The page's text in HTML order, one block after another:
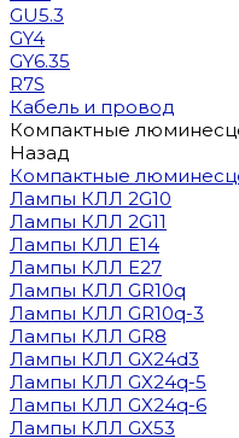
GU5.3
GY4
GY6.35
R7S
Кабель и провод
Компактные
Назад
Компактные
Лампы КЛЛ 2G10
Лампы КЛЛ 2G11
Лампы КЛЛ E14
Лампы КЛЛ E27
Лампы КЛЛ GR10q
Лампы КЛЛ GR10q-3
Лампы КЛЛ GR8
Лампы КЛЛ GX24d3
Лампы КЛЛ GX24q-5
Лампы КЛЛ GX24q-6
Лампы КЛЛ GX53